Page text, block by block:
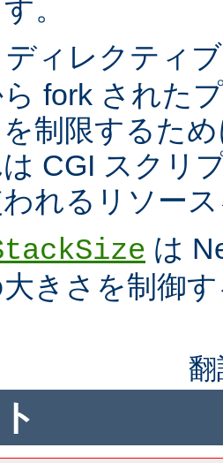
。
ディレクティ
fork された
制限するた
CGI スクリ
れるリソー
は
きさを制御